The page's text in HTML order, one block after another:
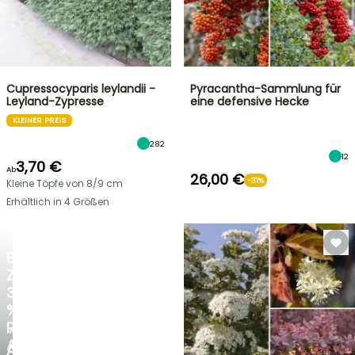
ZU
30
%
RABATT
AUF
NEU
AGAPANTHUS
Cupressocyparis leylandii -
Leyland-Zypresse
KLEINER PREIS
282
Ab3,70 €
Kleine Töpfe von 8/9 cm
Erhältlich in 4 Größen
Pyracantha-Sammlung für
eine defensive Hecke
12
26,00 € -31%